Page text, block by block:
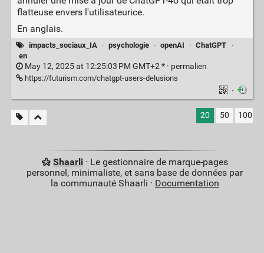
flatteuse envers l'utilisateurice.
En anglais.
impacts_sociaux_IA · psychologie · openAI · ChatGPT
·
en
May 12, 2025 at 12:25:03 PM GMT+2 * · permalien
https://futurism.com/chatgpt-users-delusions
·
20 50 100
Shaarli· Le gestionnaire de marque-pages
personnel, minimaliste, et sans base de données par
la communauté Shaarli · Documentation